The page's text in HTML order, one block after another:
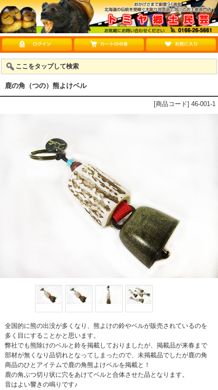
ここをタップして検索
鹿の角（つの）熊よけベル
[商品コード] 46-001-1
全国的に熊の出没が多くなり、熊よけの鈴やベルが販売されているのを
多く目にすることかと思います。
弊社でも熊除けのベルと鈴を掲載しておりましたが、掲載品が来春まで
部材が無くなり品切れとなってしまったので、未掲載品でしたが鹿の角
商品のひとアイテムで鹿の角熊よけベルを掲載と！
鹿の角ぶつ切り状に穴をあけてベルと合体させた品となります。
音はよい響きの鳴りです♪